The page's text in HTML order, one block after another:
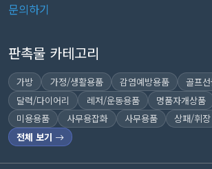
문의하기
판촉물 카테고리
가방 가정/생활용품 감염예방용품 골프
달력/다이어리
레저/운동용품 명품자개상품
미용용품
사무용잡화 사무용품 상패/휘장
전체 보기